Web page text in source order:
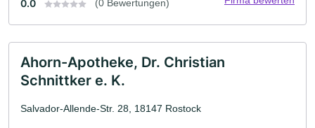
0.0 (0 Bewertungen)
Ahorn-Apotheke, Dr. Christian
Schnittker e. K.
Salvador-Allende-Str. 28, 18147 Rostock